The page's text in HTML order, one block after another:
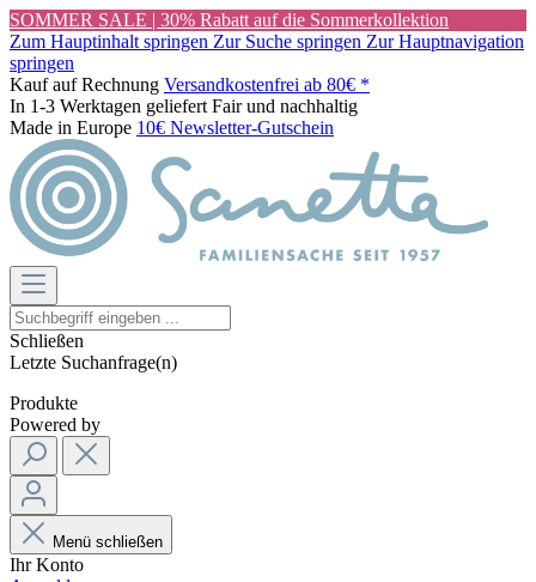
SOMMER SALE | 30% Rabatt auf die Sommerkollektion
Zum Hauptinhalt springen Zur Suche springen Zur Hauptnavigation
springen
Kauf auf Rechnung Versandkostenfrei ab 80€ *
In 1-3 Werktagen geliefert Fair und nachhaltig
Made in Europe 10€ Newsletter-Gutschein
Schließen
Letzte Suchanfrage(n)
Produkte
Powered by
Menü schließen
Ihr Konto